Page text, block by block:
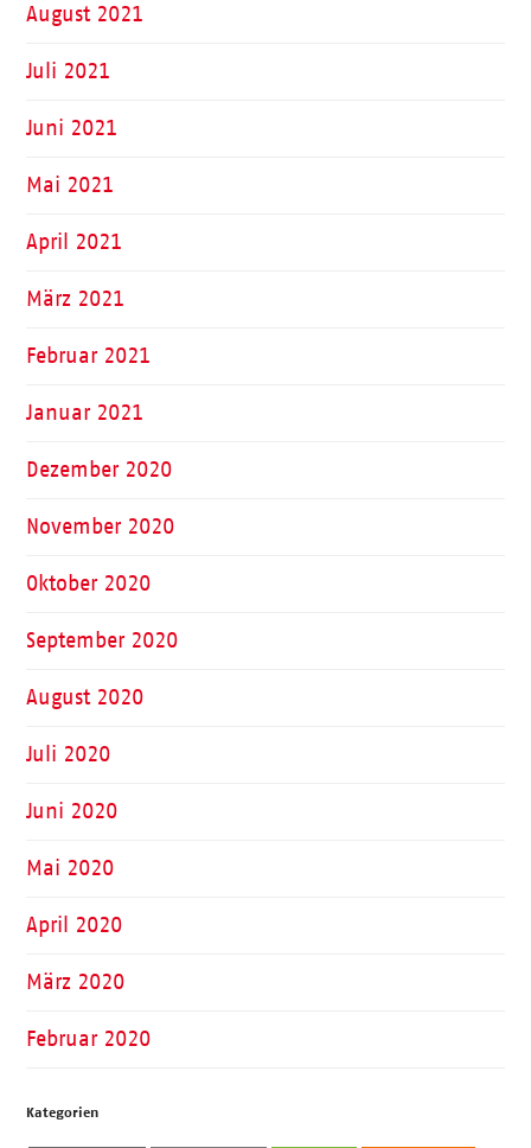
August 2021
Juli 2021
Juni 2021
Mai 2021
April 2021
März 2021
Februar 2021
Januar 2021
Dezember 2020
November 2020
Oktober 2020
September 2020
August 2020
Juli 2020
Juni 2020
Mai 2020
April 2020
März 2020
Februar 2020
Kategorien